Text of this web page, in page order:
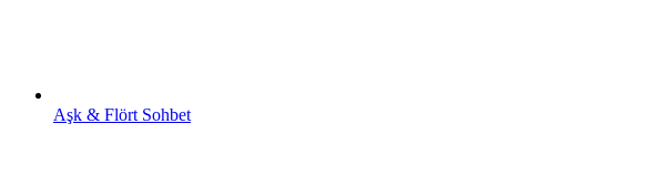
Aşk & Flört Sohbet